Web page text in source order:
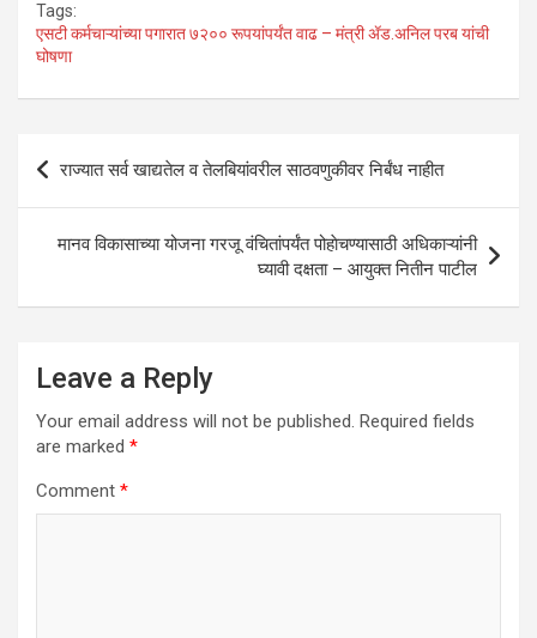
at
A
p
ce
o
o
k
tt ke
n
ail ar
Tags:
एसटी कर्मचाऱ्यांच्या पगारात ७२०० रूपयांपर्यंत वाढ – मंत्री ॲड.अनिल परब यांची
घोषणा
Post
navigation
राज्यात सर्व खाद्यतेल व तेलबियांवरील साठवणुकीवर निर्बंध नाहीत
मानव विकासाच्या योजना गरजू वंचितांपर्यंत पोहाेचण्यासाठी अधिकाऱ्यांनी
घ्यावी दक्षता – आयुक्त नितीन पाटील
Leave a Reply
Your email address will not be published. Required fields
are marked *
Comment *